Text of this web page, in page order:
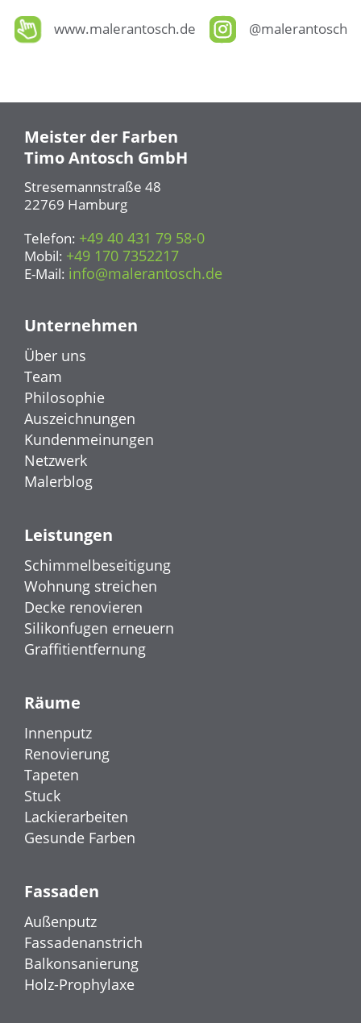
www.malerantosch.de @malerantosch
Meister der Farben
Timo Antosch GmbH
Stresemannstraße 48
22769 Hamburg
Telefon: +49 40 431 79 58-0
Mobil: +49 170 7352217
E-Mail: info@malerantosch.de
Unternehmen
Über uns
Team
Philosophie
Auszeichnungen
Kundenmeinungen
Netzwerk
Malerblog
Leistungen
Schimmelbeseitigung
Wohnung streichen
Decke renovieren
Silikonfugen erneuern
Graffitientfernung
Räume
Innenputz
Renovierung
Tapeten
Stuck
Lackierarbeiten
Gesunde Farben
Fassaden
Außenputz
Fassadenanstrich
Balkonsanierung
Holz-Prophylaxe